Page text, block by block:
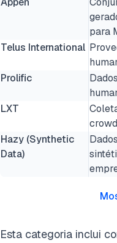
para
Telus International
Prolific
LXT
Hazy (Synthetic
Data)
Esta categoria inclui